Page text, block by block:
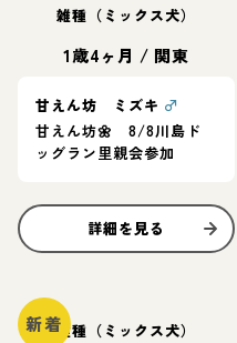
雑種（ミックス犬）
1歳4ヶ月 / 関東
甘えん坊 ミズキ ♂
甘えん坊🌼 8/8川島ド
ッグラン里親会参加
詳細を見る
新着雑種（ミックス犬）